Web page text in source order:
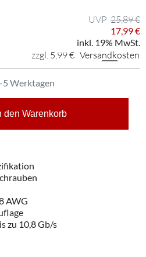
25,89 €
17,99 €
inkl. 19% MwSt.
zzgl. 5,99 € Versandkosten
5 Werktagen
den Warenkorb
AWG
zu 10,8 Gb/s